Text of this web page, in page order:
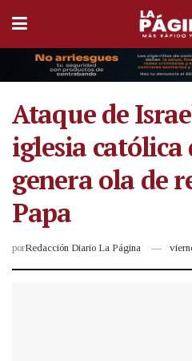
Ataque de
iglesia católica
genera ola de
Papa
porRedacción Diario La Página